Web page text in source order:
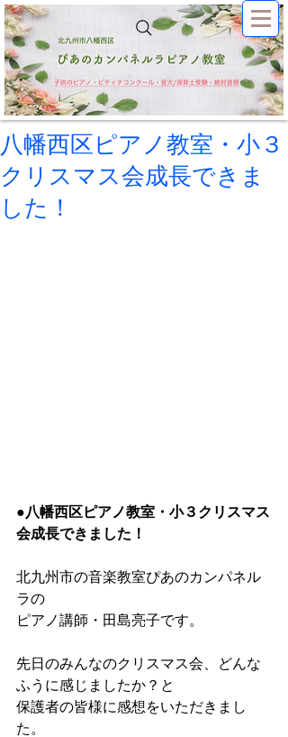
八幡西区ピアノ教室・小３
クリスマス会成長できま
した！
●八幡西区ピアノ教室・小３クリスマス
会成長できました！
北九州市の音楽教室ぴあのカンパネル
ラの
ピアノ講師・田島亮子です。
先日のみんなのクリスマス会、どんな
ふうに感じましたか？と
保護者の皆様に感想をいただきまし
た。